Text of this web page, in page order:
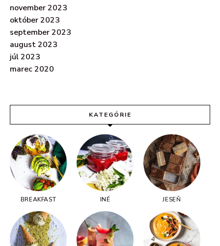
november 2023
október 2023
september 2023
august 2023
júl 2023
marec 2020
KATEGÓRIE
BREAKFAST INÉ JESEŇ